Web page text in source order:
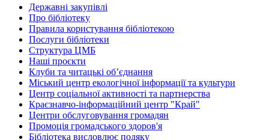
Державні закупівлі
Про бібліотеку
Правила користування бібліотекою
Послуги бібліотеки
Структура ЦМБ
Наші проєкти
Клуби та читацькі об’єднання
Міський центр екологічної інформації та культури
Центр соціальної активності та партнерства
Краєзнавчо-інформаційний центр "Край"
Центри обслуговування громадян
Промоція громадського здоров'я
Бібліотека висловлює подяку